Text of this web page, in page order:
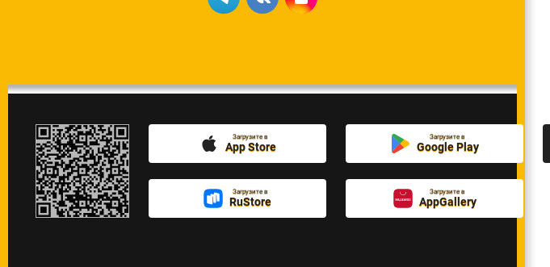
Загрузите в
App Store
Загрузите в
Google Play
Загрузите в
RuStore
Загрузите в
AppGallery